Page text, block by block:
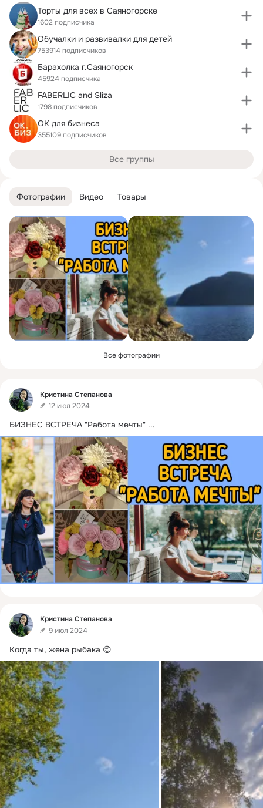
Фотографии Видео Товары
Все фотографии
Фид
Кристина Степанова
12 июл 2024
БИЗНЕС ВСТРЕЧА "Работа мечты" ...
Фид
Кристина Степанова
9 июл 2024
Когда ты, жена рыбака 😊
Торты для всех в Саяногорске
1602 подписчика
Обучалки и развивалки для детей
753914 подписчиков
Барахолка г.Саяногорск
45924 подписчика
FABERLIC and Sliza
1798 подписчиков
ОК для бизнеса
355109 подписчиков
Все группы